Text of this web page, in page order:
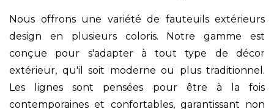
Nous offrons une variété de fauteuils extérieurs
design en plusieurs coloris. Notre gamme est
conçue pour s'adapter à tout type de décor
extérieur, qu'il soit moderne ou plus traditionnel.
Les lignes sont pensées pour être à la fois
contemporaines et confortables, garantissant non